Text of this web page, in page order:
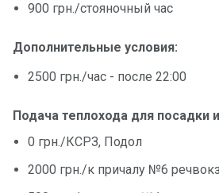
900 грн./стояночный час
Дополнительные условия:
2500 грн./час - после 22:00
Подача теплохода для посадки
0 грн./КСРЗ, Подол
2000 грн./к причалу №6